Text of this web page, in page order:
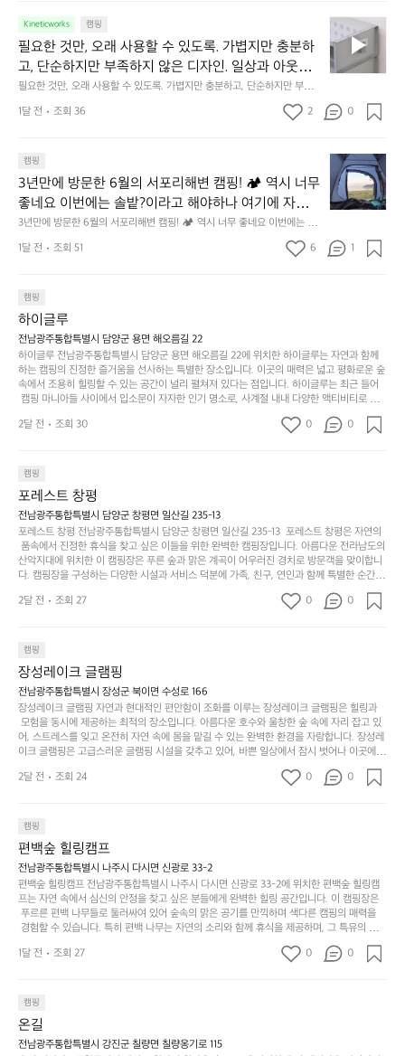
중
인
차
안
서
도
구
나
잠
에
기
까
이
걸
리
는
순
다.
그
럴
때
는
차
을
가
려
보
세
요.
튼
을
조
용
히
는 균형감에서 출발했습니다.  그중에서도 슬림함에 철
저히 집착했습니다. 튼튼한 내구도와 넉넉한 수납력을
해치치 않는 선에서, 가장 가볍고 얇게 설계했습니다.
이 디자인과 사용감은, 꼭 직접 손으로 만져보며 경험
해 보시기를 바랍니다.
철저히 집착했습니다. 튼튼한 내구도와 넉넉한 수납력을 해치치 않는 선에
서, 가장 가볍고 얇게 설계했습니다.  이 디자인과 사용감은, 꼭 직접 손으로
만져보며 경험해 보시기를 바랍니다.
0
년
이
넘
군
지
의
초
기
품
갑’입
니
다.
일
상
에
고
다
니
고
싶
어
는
크
기,
무
게,
이
의
아
주
미
Kineticworks 캠핑
필요한 것만, 오래 사용할 수 있도록. 가볍지만 충분하
고, 단순하지만 부족하지 않은 디자인. 일상과 아웃도
어의 경계를 자연스럽게 이어주는 RIDGE MOUNTAIN
GEAR. 키네틱웍스에서 만나보세요.
필요한 것만, 오래 사용할 수 있도록. 가볍지만 충분하고, 단순하지만 부족하
지 않은 디자인. 일상과 아웃도어의 경계를 자연스럽게 이어주는 RIDGE M
OUNTAIN GEAR. 키네틱웍스에서 만나보세요.
필
요
한
것
오
용
할
수
있
록.
분
하
고,
단
순
하
하
지
않
은
디
자
웃
도
어
의
경
럽
게
이
어
주
1달 전 조회 36 2 0
캠핑
3년만에 방문한 6월의 서포리해변 캠핑! 🏕 역시 너무
좋네요 이번에는 솔밭?이라고 해야하나 여기에 자리를
잡았는데 정말 시원하고 경치도 좋네요  서해치고 물도
맑은편, 아이들도 놀기 좋고 1박 2일은 넘 짧게 느껴지
네요  .1박 1동 1만원 (수금은 7시쯤, 동네에서 관리) .수
바로 화장실있음 .5분거리 cu .2분거리 음식점  항구에
서부터 해변까지 버스도 다니네요 ㅎㅎㅎ 아이들 엄청
좋아하네요 점심쯤도착해서 철수할때까지 물놀이 3
타임이나 했네요 ⛱️
3년만에 방문한 6월의 서포리해변 캠핑! 🏕 역시 너무 좋네요 이번에는 솔
밭?이라고 해야하나 여기에 자리를 잡았는데 정말 시원하고 경치도 좋네요
서해치고 물도 맑은편, 아이들도 놀기 좋고 1박 2일은 넘 짧게 느껴지네요  .
항구에서부터 해변까지 버스도 다니네요 ㅎㅎㅎ 아이들 엄청 좋아하네요 점
심쯤도착해서 철수할때까지 물놀이 3타임이나 했네요 ⛱️
년
만
에
문
포
리
해
변
캠
핑!
무
좋
네
요
이
이
라
고
해
야
하
리
를
잡
았
는
1달 전 조회 51 6 1
캠핑
하이글루
전남광주통합특별시 담양군 용면 해오름길 22
하이글루 전남광주통합특별시 담양군 용면 해오름길 22에 위치한 하이글루는 자연과 함께
하는 캠핑의 진정한 즐거움을 선사하는 특별한 장소입니다. 이곳의 매력은 넓고 평화로운 숲
속에서 조용히 힐링할 수 있는 공간이 널리 펼쳐져 있다는 점입니다. 하이글루는 최근 들어
캠핑 마니아들 사이에서 입소문이 자자한 인기 명소로, 사계절 내내 다양한 액티비티로 방
문객들을 맞이합니다. 특히, 하이글루의 독특한 시설인 글램핑 텐트는 고객들에게 아늑한 잠
자리를 제공하며, 캠핑의 매력을 한층 더해 줍니다. 밖에서는 자연의 소리를 들으며, 내부에
함께 좋은 시간을 보낼 수 있다는 것입니다. 또한, 하이글루 인근에는 다양한 트레킹 코스와
자전거 도로가 있어 아웃도어 활동을 좋아하는 이들에게 더욱 참조할 만한 장소가 됩니다.
담양의 아름다운 자연과 함께, 건강한 레저 활동을 즐기며 행복한 캠핑 경험을 쌓으실 수 있
습니다. 하이글루에서 특별한 순간을 만끽해보세요. 따뜻한 햇살과 함께하는 아침, 상징적인
담양의 죽녹원과 함께 어우러진 저녁, 그리고 고요한 밤하늘 아래에서 별을 바라보며 나누는
이야기들은 여러분의 캠핑 여행을 더욱 특별하게 만들어 줄 것입니다.  인기 정도: ★★★★
★
2달 전 조회 30 0 0
캠핑
포레스트 창평
전남광주통합특별시 담양군 창평면 일산길 235-13
포레스트 창평 전남광주통합특별시 담양군 창평면 일산길 235-13  포레스트 창평은 자연의
품속에서 진정한 휴식을 찾고 싶은 이들을 위한 완벽한 캠핑장입니다. 아름다운 전라남도의
산악지대에 위치한 이 캠핑장은 푸른 숲과 맑은 계곡이 어우러진 경치로 방문객을 맞이합니
다. 캠핑장을 구성하는 다양한 시설과 서비스 덕분에 가족, 친구, 연인과 함께 특별한 순간을
만들어갈 수 있는 최적의 공간이 됩니다.  포레스트 창평은 주말마다 직접 재배한 신선한 농
산물을 제공하는 캠핑장으로, 현지에서만 느낄 수 있는 자연의 맛을 경험할 수 있습니다. 또
으며 깊은 숙면을 취할 수 있는 기회를 제공합니다.  이곳은 자연과의 완벽한 조화를 이루며,
다채로운 야외 활동을 제공합니다. 특히 어린이들은 안전하게 놀 수 있는 놀이시설이 마련
되어 있어 부모님들과 함께 즐거운 시간을 보낼 수 있습니다. 주변의 다양한 관광지와 먹거
리를 탐험하는 재미도 포레스트 창평의 매력 중 하나입니다.  또한, 캠핑장을 방문한 후 지속
적으로 재방문하는 이들이 많아 인기가 날로 상승하고 있습니다. 포레스트 창평은 단순한 캠
핑 그 이상을 제공하며, 자연을 사랑하는 모든 이들에게 꼭 한번 경험해봐야 할 장소로 자리
잡았습니다.  인기 정도: ★★★★★
2달 전 조회 27 0 0
캠핑
장성레이크 글램핑
전남광주통합특별시 장성군 북이면 수성로 166
장성레이크 글램핑 자연과 현대적인 편안함이 조화를 이루는 장성레이크 글램핑은 힐링과
모험을 동시에 제공하는 최적의 장소입니다. 아름다운 호수와 울창한 숲 속에 자리 잡고 있
어, 스트레스를 잊고 온전히 자연 속에 몸을 맡길 수 있는 완벽한 환경을 자랑합니다. 장성레
이크 글램핑은 고급스러운 글램핑 시설을 갖추고 있어, 바쁜 일상에서 잠시 벗어나 이곳에
오면 사치스러운 휴식이 가능해집니다. 독립된 텐트에서 제공되는 특별한 불멍 공간은 소중
한 사람과 함께 따뜻한 이야기를 나눌 수 있는 소중한 시간을 만들어 줍니다. 또한, 주변의 자
을 창출하는 시간이 될 것입니다. 특히 식사를 좋아하는 분들에게는 매주 특별한 바비큐 파
티와 지역에서 나는 신선한 재료로 만든 다양한 요리를 제공하여 미각을 만족시켜 줍니다.
장성레이크 글램핑은 그 아름다운 경관과 최고 품질의 시설 덕분에 최근 몇 년 사이에 특히
주목받고 있는 캠핑장 중 하나입니다. 주말이면 방문객이 가득해 예약이 빠르게 차는 만큼
미리 일정을 계획하시는 것이 좋습니다. 나만의 프라이빗한 공간에서 가족 및 사랑하는 사
람들과 함께하세요. 당신의 대자연 속 힐링을 기다리는 장성레이크 글램핑은 언젠가 반드시
방문해봐야 할 명소로 자리매김하였습니다. 인기 정도: ★★★★★
2달 전 조회 24 0 0
캠핑
편백숲 힐링캠프
전남광주통합특별시 나주시 다시면 신광로 33-2
편백숲 힐링캠프 전남광주통합특별시 나주시 다시면 신광로 33-2에 위치한 편백숲 힐링캠
프는 자연 속에서 심신의 안정을 찾고 싶은 분들에게 완벽한 힐링 공간입니다. 이 캠핑장은
푸르른 편백 나무들로 둘러싸여 있어 숲속의 맑은 공기를 만끽하며 색다른 캠핑의 매력을
경험할 수 있습니다. 특히 편백 나무는 자연의 소리와 함께 휴식을 제공하며, 그 특유의 아로
마향이 심리적 안정감을 가져다줍니다. 이곳에서 아침 햇살을 맞으며 조용한 숲속에서의 커
피 한 잔은 그 어떤 도시의 카페에서 느끼기 힘든 특별함을 선사합니다. 편백숲 힐링캠프는
즐길 수 있는 기회도 많은데, 자전거를 타거나 숲속을 거닐며 다양한 생태계를 체험해보는
것도 일상의 스트레스를 잊게 해줍니다. 또한, 캠프파이어를 즐기며 별빛 아래서 시간을 보
내는 것은 일상에서 벗어나 새로운 여유를 찾는 방법입니다. 운영자는 항상 방문객의 편안함
과 안전을 최우선으로 생각하고 있으며, 깨끗하고 잘 관리된 시설을 자랑합니다. 가족들이
1달 전 조회 27 0 0
캠핑
온길
전남광주통합특별시 강진군 칠량면 칠량옹기로 115